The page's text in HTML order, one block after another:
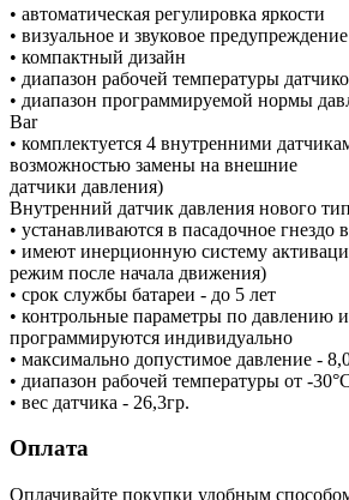
• автоматическая регулировка яркости
• визуальное и звуковое предупреждение
• компактный дизайн
• диапазон рабочей температуры
• диапазон программируемой нормы
Bar
• комплектуется 4 внутренними
возможностью замены на внешние
датчики давления)
Внутренний датчик давления нового
• устанавливаются в пасадочное гнездо
• имеют инерционную систему
режим после начала движения)
• срок службы батареи - до 5 лет
• контрольные параметры по давлению
программируются индивидуально
• максимально допустимое давление -
• диапазон рабочей температуры от -
• вес датчика - 26,3гр.
Оплата
Оплачивайте покупки удобным